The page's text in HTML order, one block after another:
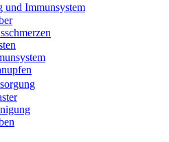
und Immunsystem